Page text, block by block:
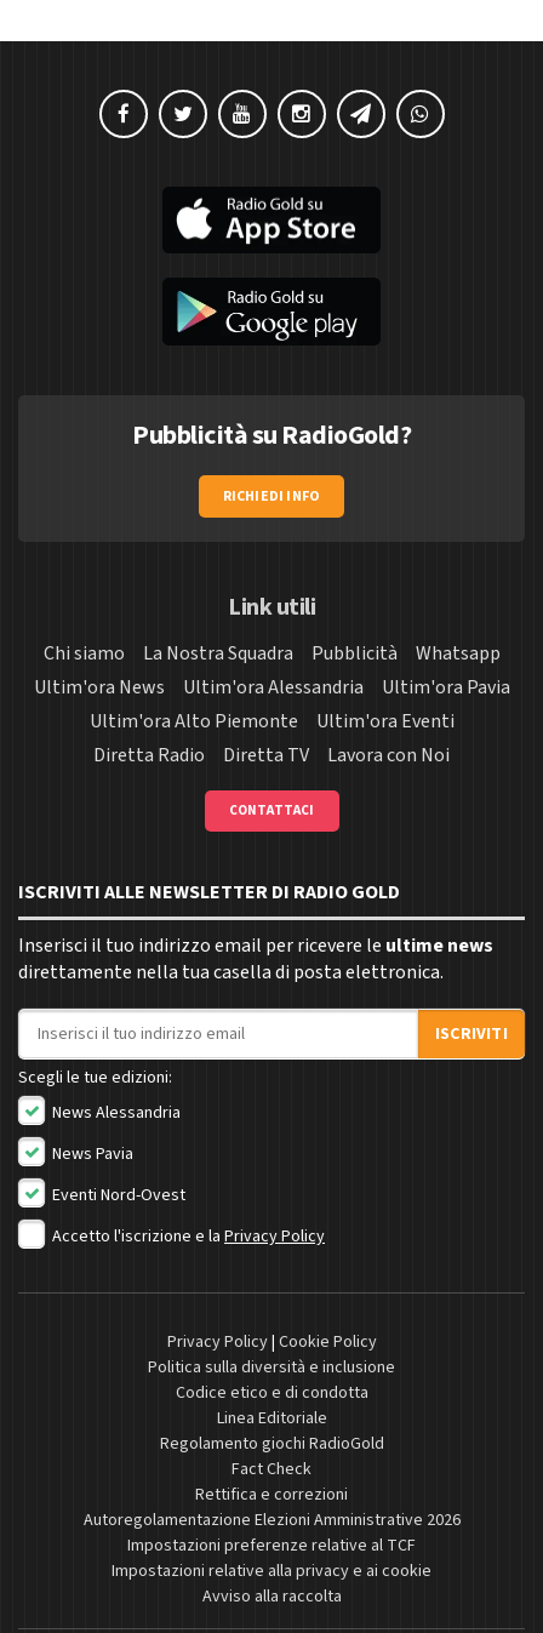
Pubblicità su RadioGold?
RICHIEDI INFO
Link utili
Chi siamo La Nostra Squadra Pubblicità
Whatsapp
Ultim'ora News
Ultim'ora Alessandria
Ultim'ora Pavia
Ultim'ora Alto Piemonte
Ultim'ora Eventi
Diretta Radio
Diretta TV Lavora con Noi
CONTATTACI
ISCRIVITI ALLE NEWSLETTER DI RADIO GOLD
Inserisci il tuo indirizzo email per ricevere le ultime news
direttamente nella tua casella di posta elettronica.
Indirizzo email
ISCRIVITI
Scegli le tue edizioni:
News Alessandria
News Pavia
Eventi Nord-Ovest
Accetto l'iscrizione e la Privacy Policy
Privacy Policy| Cookie Policy
Politica sulla diversità e inclusione
Codice etico e di condotta
Linea Editoriale
Regolamento giochi RadioGold
Fact Check
Rettifica e correzioni
Autoregolamentazione Elezioni Amministrative 2026
Impostazioni preferenze relative al TCF
Impostazioni relative alla privacy e ai cookie
Avviso alla raccolta